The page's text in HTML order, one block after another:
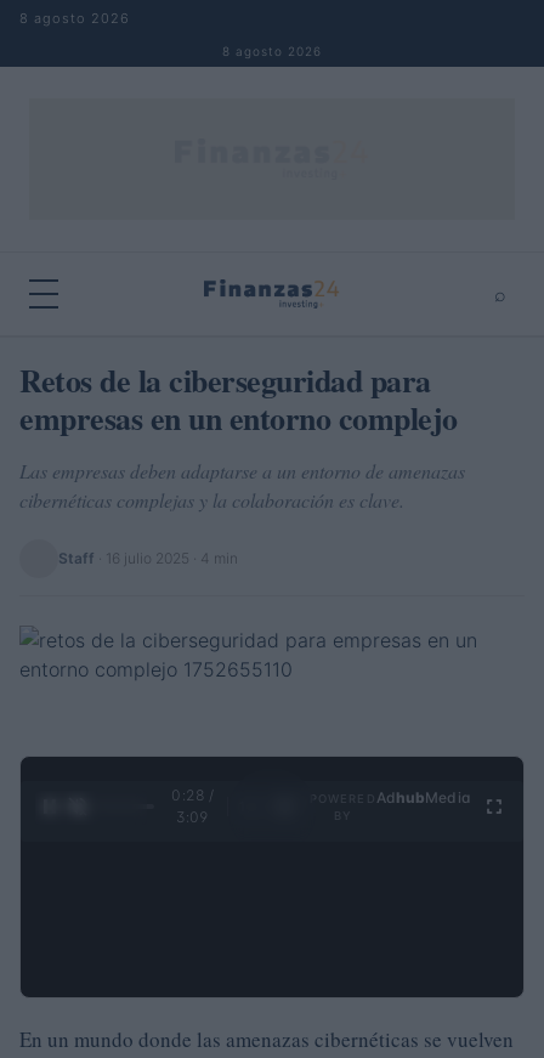
Saltar al contenido
8 agosto 2026
8 agosto 2026
⌕
Buscar
Retos de la ciberseguridad para
empresas en un entorno complejo
Las empresas deben adaptarse a un entorno de amenazas
cibernéticas complejas y la colaboración es clave.
Staff 16 julio 2025 · 4 min
0:29 /
3:09
Ad hubMedia
En un mundo donde las amenazas cibernéticas se vuelven